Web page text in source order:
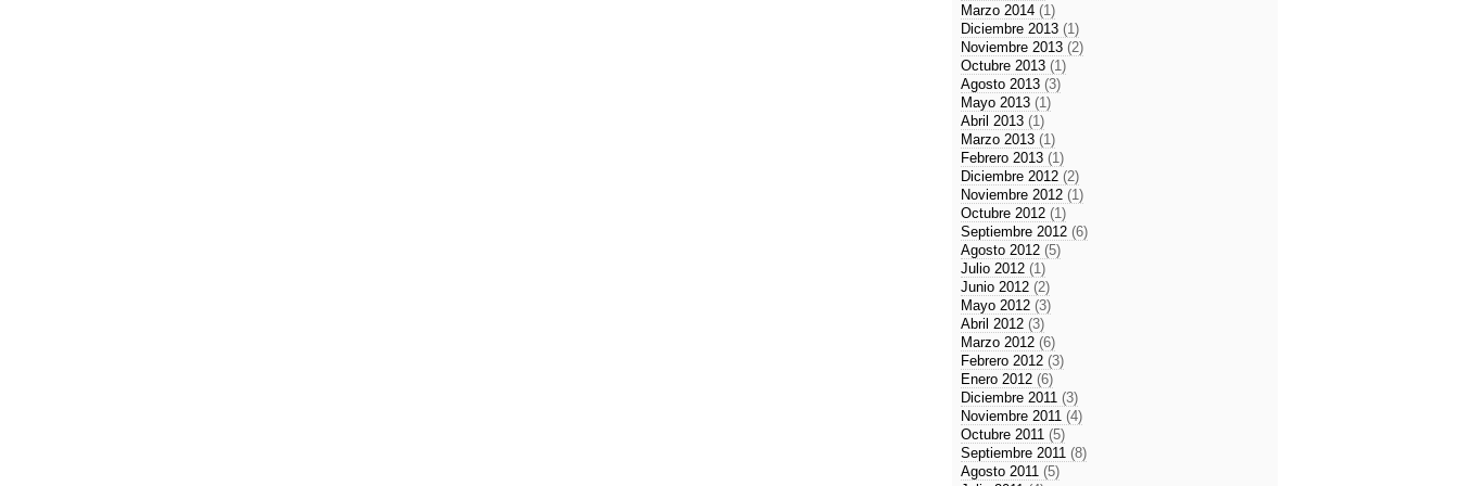
Marzo 2014 (1)
Diciembre 2013 (1)
Noviembre 2013 (2)
Octubre 2013 (1)
Agosto 2013 (3)
Mayo 2013 (1)
Abril 2013 (1)
Marzo 2013 (1)
Febrero 2013 (1)
Diciembre 2012 (2)
Noviembre 2012 (1)
Octubre 2012 (1)
Septiembre 2012 (6)
Agosto 2012 (5)
Julio 2012 (1)
Junio 2012 (2)
Mayo 2012 (3)
Abril 2012 (3)
Marzo 2012 (6)
Febrero 2012 (3)
Enero 2012 (6)
Diciembre 2011 (3)
Noviembre 2011 (4)
Octubre 2011 (5)
Septiembre 2011 (8)
Agosto 2011 (5)